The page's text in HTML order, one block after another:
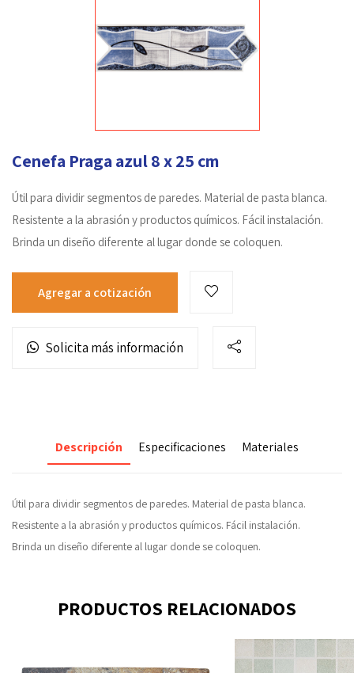
Cenefa Praga azul 8 x 25 cm
Útil para dividir segmentos de paredes. Material de pasta blanca.
Resistente a la abrasión y productos químicos. Fácil instalación.
Brinda un diseño diferente al lugar donde se coloquen.
Agregar a cotización
Solicita más información
Descripción Especificaciones Materiales
Útil para dividir segmentos de paredes. Material de pasta blanca.
Resistente a la abrasión y productos químicos. Fácil instalación.
Brinda un diseño diferente al lugar donde se coloquen.
PRODUCTOS RELACIONADOS